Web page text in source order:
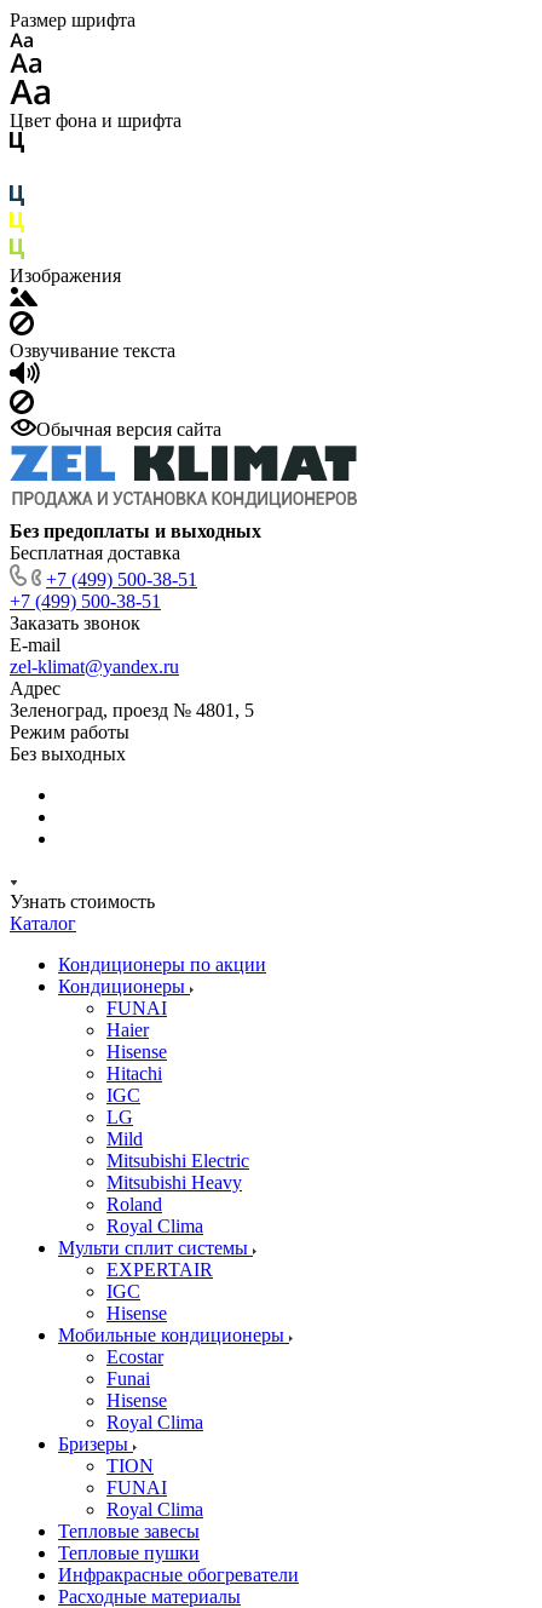
Размер шрифта
Цвет фона и шрифта
Изображения
Озвучивание текста
Обычная версия сайта
Без предоплаты и выходных
Бесплатная доставка
+7 (499) 500-38-51
+7 (499) 500-38-51
Заказать звонок
E-mail
zel-klimat@yandex.ru
Адрес
Зеленоград, проезд № 4801, 5
Режим работы
Без выходных
Узнать стоимость
Каталог
Кондиционеры по акции
Кондиционеры
FUNAI
Haier
Hisense
Hitachi
IGC
LG
Mild
Mitsubishi Electric
Mitsubishi Heavy
Roland
Royal Clima
Мульти сплит системы
EXPERTAIR
IGC
Hisense
Мобильные кондиционеры
Ecostar
Funai
Hisense
Royal Clima
Бризеры
TION
FUNAI
Royal Clima
Тепловые завесы
Тепловые пушки
Инфракрасные обогреватели
Расходные материалы